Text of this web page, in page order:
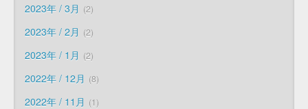
2023年 / 3月 2
2023年 / 2月 2
2023年 / 1月 2
2022年 / 12月 8
2022年 / 11月 1